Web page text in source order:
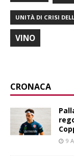
UNITÀ DI CRISI
VINO
CRONACA
9